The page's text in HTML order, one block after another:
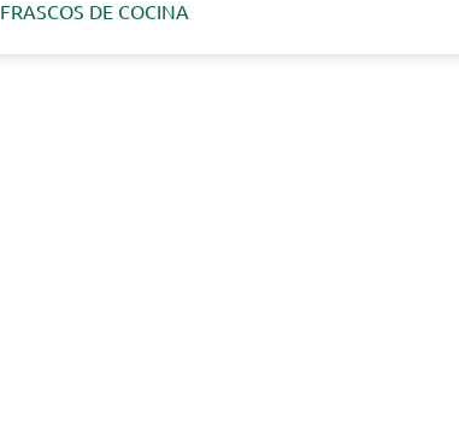
FRASCOS DE COCINA